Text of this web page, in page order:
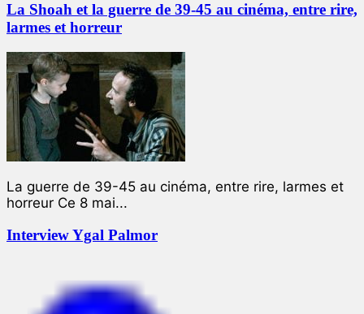
La Shoah et la guerre de 39-45 au cinéma, entre rire,
larmes et horreur
La guerre de 39-45 au cinéma, entre rire, larmes et
horreur Ce 8 mai...
Interview Ygal Palmor